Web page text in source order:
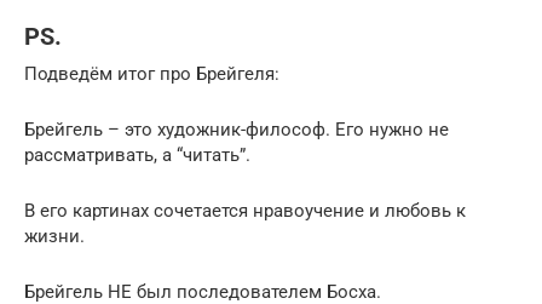
PS.
Подведём итог про Брейгеля:
Брейгель – это художник-философ. Его нужно не
рассматривать, а “читать”.
В его картинах сочетается нравоучение и любовь к
жизни.
Брейгель НЕ был последователем Босха.